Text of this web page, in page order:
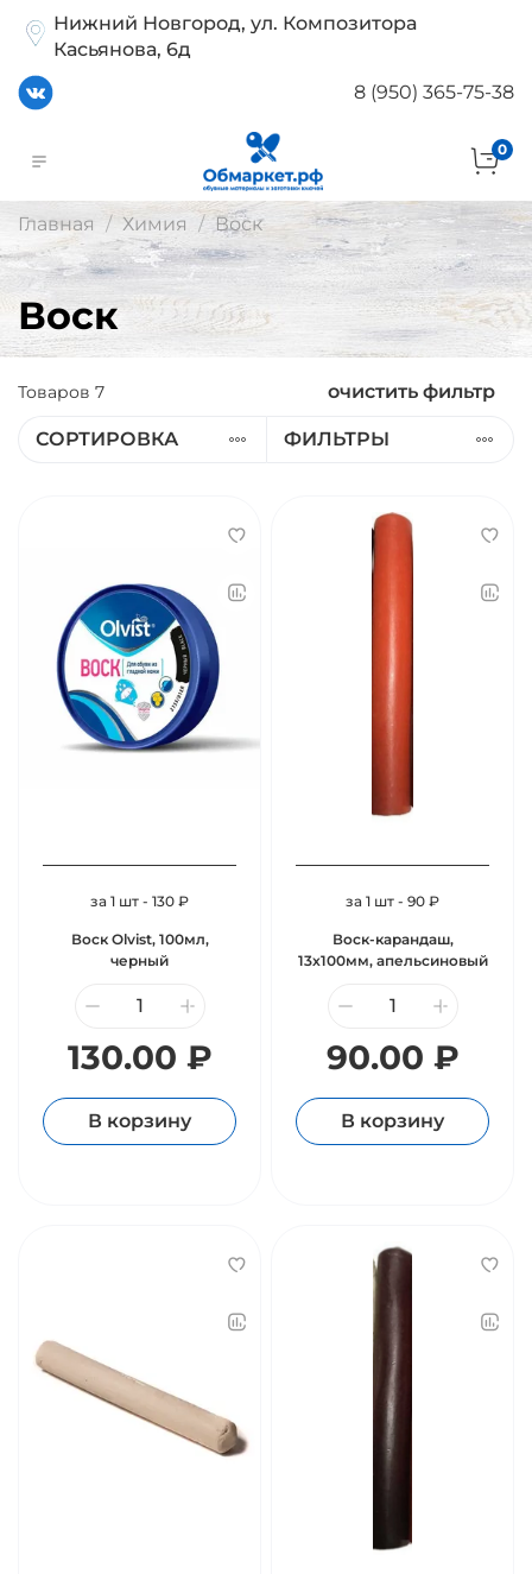
Нижний Новгород, ул. Композитора
Касьянова, 6д
8 (950) 365-75-38
0
Главная Химия Воск
Воск
Товаров 7 очистить фильтр
СОРТИРОВКА ФИЛЬТРЫ
за 1 шт - 130 ₽
Воск Olvist, 100мл,
черный
130.00 ₽
В корзину
за 1 шт - 90 ₽
Воск-карандаш,
13х100мм, апельсиновый
90.00 ₽
В корзину